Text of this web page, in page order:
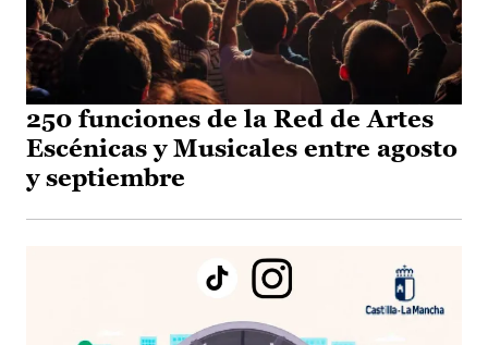
250 funciones de la Red de Artes
Escénicas y Musicales entre agosto
y septiembre